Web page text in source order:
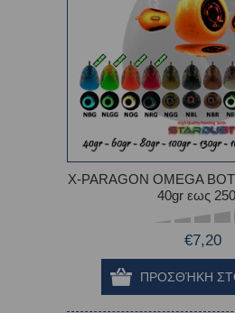
X-PARAGON OMEGA
40gr εως
€7,20